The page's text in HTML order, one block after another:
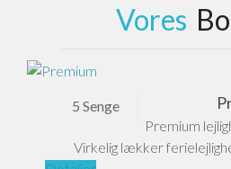
Vores
5 Senge
Premium
Virkelig lækker